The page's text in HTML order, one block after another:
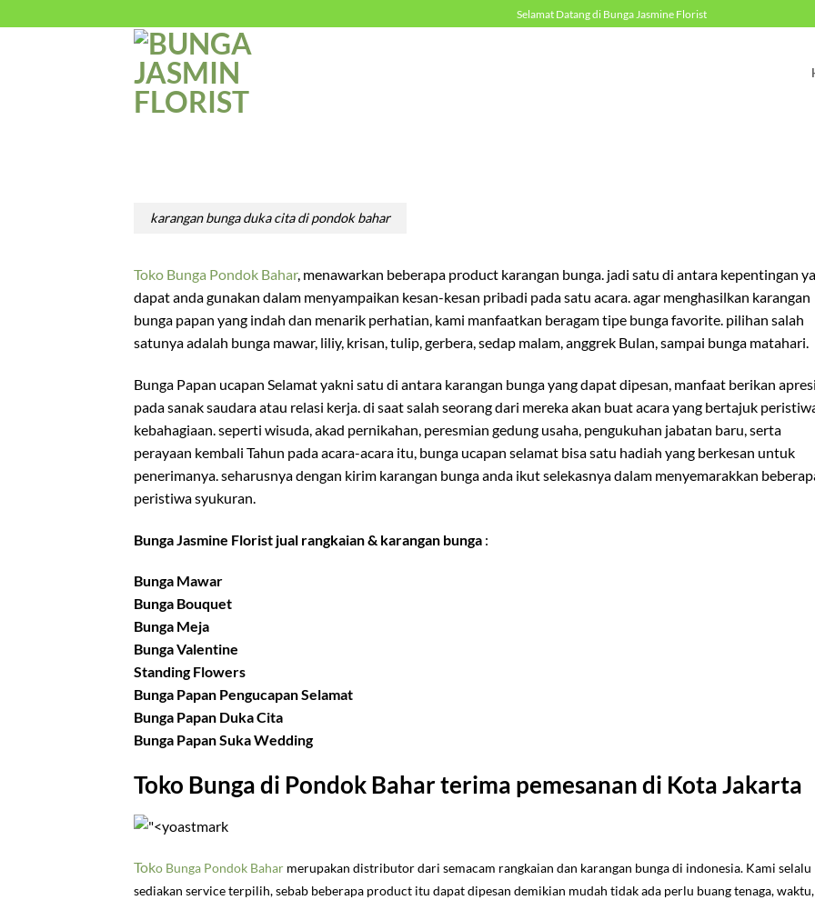
to
Selamat Datang di Bunga Jasmine Florist
karangan bunga duka cita di pondok bahar
Toko Bunga Pondok Bahar, menawarkan beberapa product karangan bunga. jadi satu di antara kepentingan
dapat anda gunakan dalam menyampaikan kesan-kesan pribadi pada satu acara. agar menghasilkan karangan
bunga papan yang indah dan menarik perhatian, kami manfaatkan beragam tipe bunga favorite. pilihan salah
satunya adalah bunga mawar, liliy, krisan, tulip, gerbera, sedap malam, anggrek Bulan, sampai bunga matahari.
Bunga Papan ucapan Selamat yakni satu di antara karangan bunga yang dapat dipesan, manfaat berikan
pada sanak saudara atau relasi kerja. di saat salah seorang dari mereka akan buat acara yang bertajuk
kebahagiaan. seperti wisuda, akad pernikahan, peresmian gedung usaha, pengukuhan jabatan baru, serta
perayaan kembali Tahun pada acara-acara itu, bunga ucapan selamat bisa satu hadiah yang berkesan untuk
penerimanya. seharusnya dengan kirim karangan bunga anda ikut selekasnya dalam menyemarakkan
peristiwa syukuran.
Bunga Jasmine Florist jual rangkaian & karangan bunga :
Bunga Mawar
Bunga Bouquet
Bunga Meja
Bunga Valentine
Standing Flowers
Bunga Papan Pengucapan Selamat
Bunga Papan Duka Cita
Bunga Papan Suka Wedding
Toko Bunga di Pondok Bahar terima pemesanan di Kota Jakarta
Toko Bunga Pondok Bahar merupakan distributor dari semacam rangkaian dan karangan bunga di indonesia. Kami selalu
sediakan service terpilih, sebab beberapa product itu dapat dipesan demikian mudah tidak ada perlu buang tenaga, waktu,